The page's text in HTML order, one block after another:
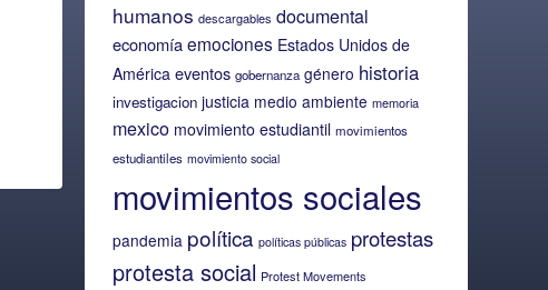
humanos descargables documental
economía emociones Estados Unidos de
América eventos gobernanza género historia
investigacion justicia medio ambiente memoria
mexico movimiento estudiantil movimientos
estudiantiles movimiento social
movimientos sociales
pandemia política políticas públicas protestas
protesta social Protest Movements